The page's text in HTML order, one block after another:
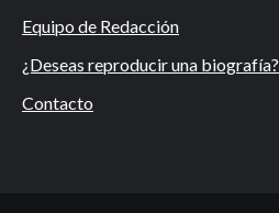
Equipo de Redacción
¿Deseas reproducir una biografía?
Contacto